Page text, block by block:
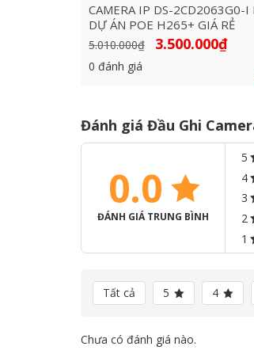
CAMERA IP DS-2CD2063G0-I
DỰ ÁN POE H265+ GIÁ RẺ
5.010.000₫
Giá
gốc
3.500.000₫Giá
0 đánh giá
Đánh giá Đầu Ghi
0.0
ĐÁNH GIÁ TRUNG BÌNH
5
4
3
2
1
Tất cả 5 4
Chưa có đánh giá nào.